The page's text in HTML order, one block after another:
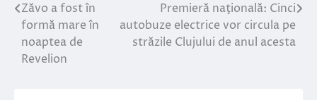
Navigare
în
articole
Zăvo a fost în
formă mare în
noaptea de
Revelion
Premieră naţională: Cinci
autobuze electrice vor circula pe
străzile Clujului de anul acesta